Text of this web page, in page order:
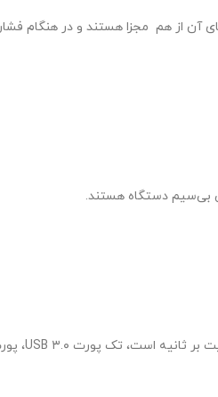
آن از هم مجزا هستند و در هنگام